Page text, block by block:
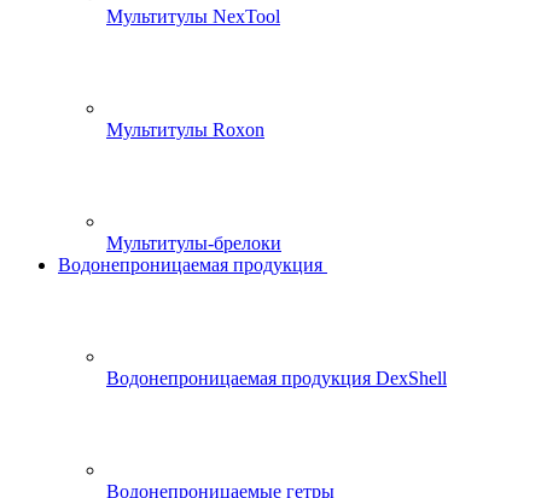
Мультитулы NexTool
Мультитулы Roxon
Мультитулы-брелоки
Водонепроницаемая продукция
Водонепроницаемая продукция DexShell
Водонепроницаемые гетры